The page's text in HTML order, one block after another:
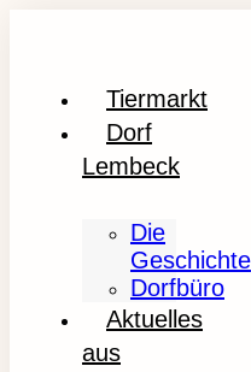
Tiermarkt
Dorf
Lembeck
Die
Geschichte
Dorfbüro
Aktuelles
aus